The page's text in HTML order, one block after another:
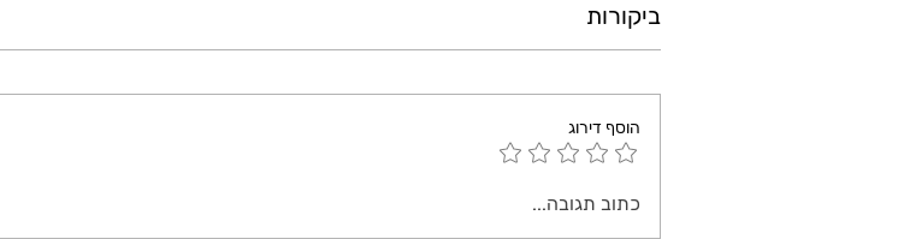
ביקורות
הוסף דירוג
כתוב תגובה...